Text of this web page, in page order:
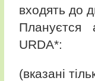
входять до
Плануєтся
URDA*:
(вказані